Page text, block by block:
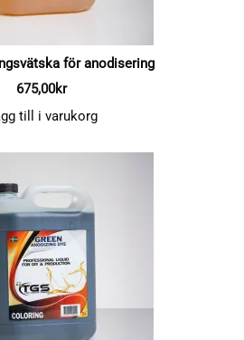
för anodisering
675,00kr
till i varukorg